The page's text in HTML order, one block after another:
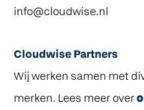
info@cloudwise.nl
Cloudwise Partners
Wij werken samen met
merken. Lees meer over